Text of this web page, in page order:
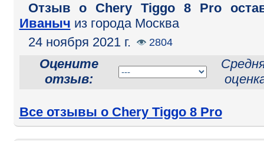
Отзыв o Chery Tiggo 8 Pro
Иваныч из города Москва
24 ноября 2021 г.
2804
Оцените
отзыв:
Все отзывы о Chery Tiggo 8 Pro